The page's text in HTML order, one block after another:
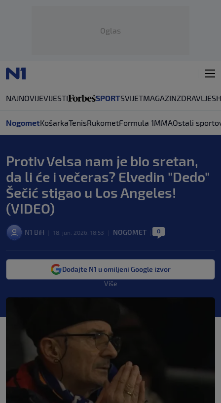
Oglas
NAJNOVIJEVIJESTI SPORTSVIJETMAGAZINZDRAVLJE
NogometKošarkaTenisRukometFormula 1MMAOstali
Protiv Velsa nam je bio sretan,
da li će i večeras? Elvedin "Dedo"
Šečić stigao u Los Angeles!
(VIDEO)
N1 BiH 18. jun. 2026. 18:53 NOGOMET 0
Dodajte N1 u omiljeni Google izvor
Više